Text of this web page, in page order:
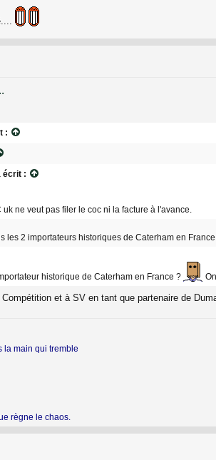
:
écrit :
uk ne veut pas filer le coc ni la facture à l'avance.
les 2 importateurs historiques de Caterham en
historique de Caterham en France ?
et à SV en tant que partenaire de
la main qui tremble
règne le chaos.